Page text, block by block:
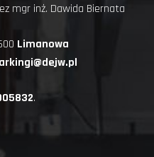
mgr inż. Dawida Biernata
Limanowa
.